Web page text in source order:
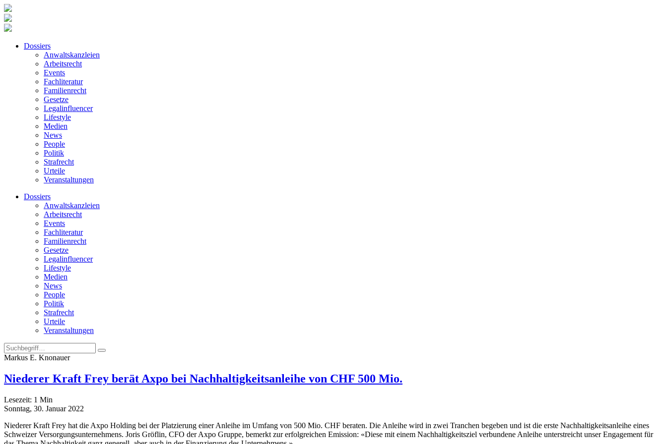
Dossiers
Anwaltskanzleien
Arbeitsrecht
Events
Fachliteratur
Familienrecht
Gesetze
Legalinfluencer
Lifestyle
Medien
News
People
Politik
Strafrecht
Urteile
Veranstaltungen
Dossiers
Anwaltskanzleien
Arbeitsrecht
Events
Fachliteratur
Familienrecht
Gesetze
Legalinfluencer
Lifestyle
Medien
News
People
Politik
Strafrecht
Urteile
Veranstaltungen
Markus E. Knonauer
Niederer Kraft Frey berät Axpo bei Nachhaltigkeitsanleihe von CHF 500 Mio.
Lesezeit: 1 Min
Sonntag, 30. Januar 2022
Niederer Kraft Frey hat die Axpo Holding bei der Platzierung einer Anleihe im Umfang von 500 Mio. CHF beraten. Die Anleihe wird in zwei Tranchen begeben und ist die erste Nachhaltigkeitsanleihe eines
Schweizer Versorgungsunternehmens. Joris Gröflin, CFO der Axpo Gruppe, bemerkt zur erfolgreichen Emission: «Diese mit einem Nachhaltigkeitsziel verbundene Anleihe unterstreicht unser Engagement für